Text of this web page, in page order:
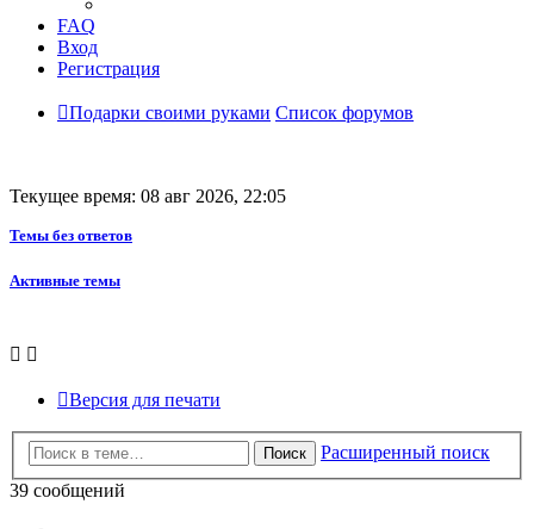
FAQ
Вход
Регистрация
Подарки своими руками Список форумов
Текущее время: 08 авг 2026, 22:05
Темы без ответов
Активные темы
Версия для печати
Поиск
Расширенный поиск
39 сообщений